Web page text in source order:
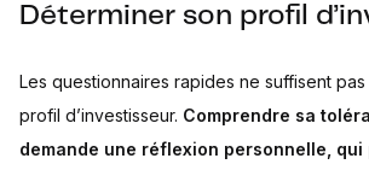
Déterminer son profil
Les questionnaires rapides ne suffisent
profil d’investisseur. Comprendre sa
demande une réflexion personnelle, qui